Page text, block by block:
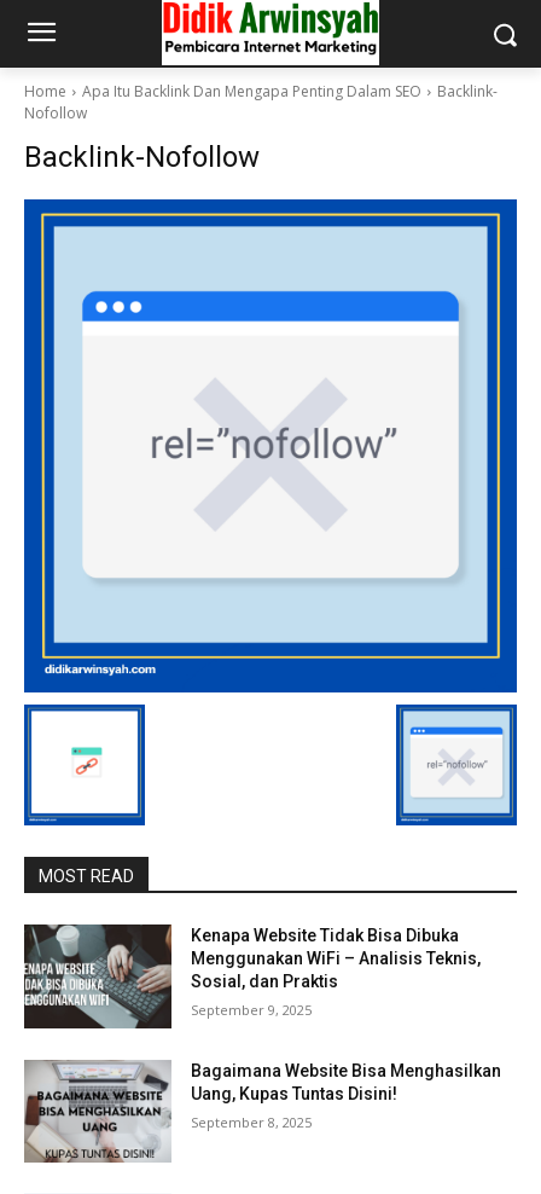
Home Apa Itu Backlink Dan Mengapa Penting Dalam SEO
Backlink-
Nofollow
Backlink-Nofollow
MOST READ
Kenapa Website Tidak Bisa Dibuka
Menggunakan WiFi – Analisis Teknis,
Sosial, dan Praktis
September 9, 2025
Bagaimana Website Bisa Menghasilkan
Uang, Kupas Tuntas Disini!
September 8, 2025